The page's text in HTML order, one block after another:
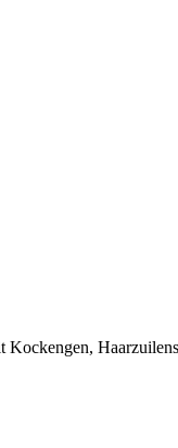
Kockengen,